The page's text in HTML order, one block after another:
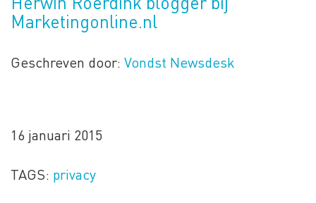
Marketingonline.nl
Geschreven door: Vondst Newsdesk
16 januari 2015
TAGS: privacy